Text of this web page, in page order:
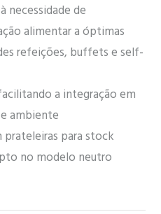
necessidade de
alimentar a óptimas
refeições, buffets e self-
a integração em
ambiente
para stock
no modelo neutro